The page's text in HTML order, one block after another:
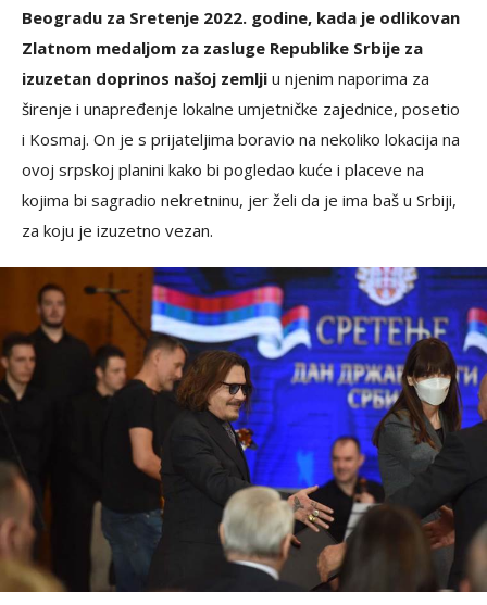
Beogradu za Sretenje 2022. godine, kada je odlikovan
Zlatnom medaljom za zasluge Republike Srbije za
izuzetan doprinos našoj zemlji u njenim naporima za
širenje i unapređenje lokalne umjetničke zajednice, posetio
i Kosmaj. On je s prijateljima boravio na nekoliko lokacija na
ovoj srpskoj planini kako bi pogledao kuće i placeve na
kojima bi sagradio nekretninu, jer želi da je ima baš u Srbiji,
za koju je izuzetno vezan.